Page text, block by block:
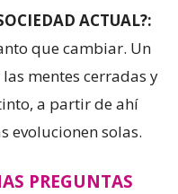
ACTUAL?:
que cambiar. Un
mentes cerradas y
a partir de ahí
evolucionen solas.
PREGUNTAS